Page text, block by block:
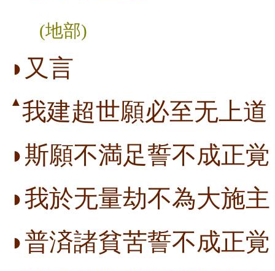
(地部)
◗又言
▲ 我建超世願必至无上道
◗斯願不満足誓不成正覚
◗我於无量劫不為大施主
◗普済諸貧苦誓不成正覚